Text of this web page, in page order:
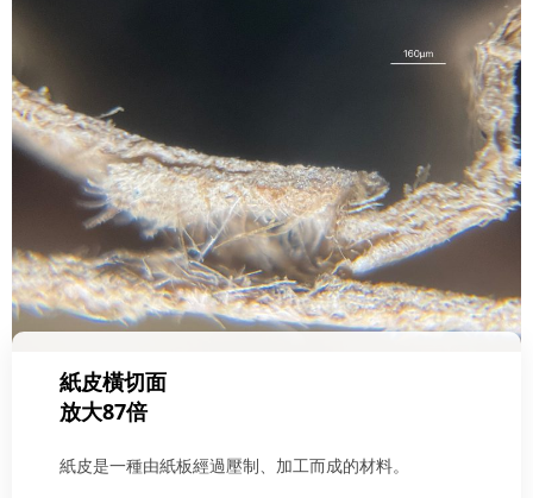
紙皮橫切面
放大87倍
紙皮是一種由紙板經過壓制、加工而成的材料。